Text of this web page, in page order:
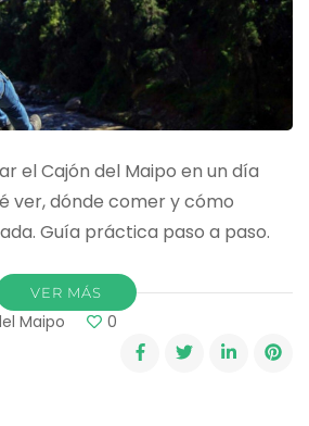
el Cajón del Maipo en un día
ver, dónde comer y cómo
Guía práctica paso a paso.
VER MÁS
Maipo 0